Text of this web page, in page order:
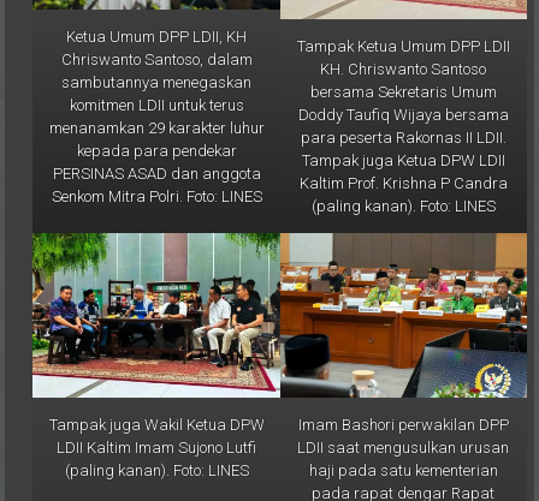
Ketua Umum DPP LDII, KH
Chriswanto Santoso, dalam
sambutannya menegaskan
komitmen LDII untuk terus
menanamkan 29 karakter luhur
kepada para pendekar
PERSINAS ASAD dan anggota
Senkom Mitra Polri. Foto: LINES
Tampak Ketua Umum DPP LDII
KH. Chriswanto Santoso
bersama Sekretaris Umum
Doddy Taufiq Wijaya bersama
para peserta Rakornas II LDII.
Tampak juga Ketua DPW LDII
Kaltim Prof. Krishna P Candra
(paling kanan). Foto: LINES
Tampak juga Wakil Ketua DPW
LDII Kaltim Imam Sujono Lutfi
(paling kanan). Foto: LINES
Imam Bashori perwakilan DPP
LDII saat mengusulkan urusan
haji pada satu kementerian
pada rapat dengar Rapat
Dengar Pendapat Umum